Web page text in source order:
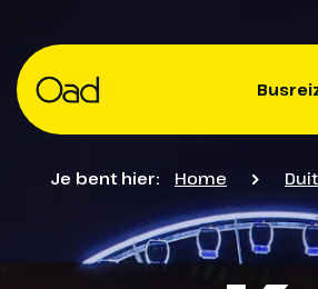
Je bent hier: Home